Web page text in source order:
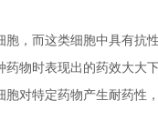
而这类细胞中具有抗
物时表现出的药效大大
对特定药物产生耐药性